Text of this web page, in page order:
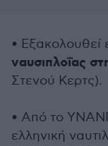
• Εξακολουθεί
ναυσιπλοΐας
Στενού Κερτς).
• Από το
ελληνική